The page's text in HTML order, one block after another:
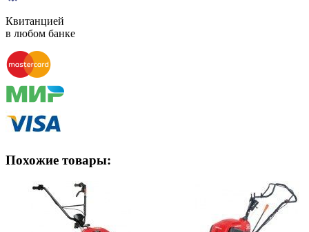
Квитанцией
в любом банке
Похожие товары: